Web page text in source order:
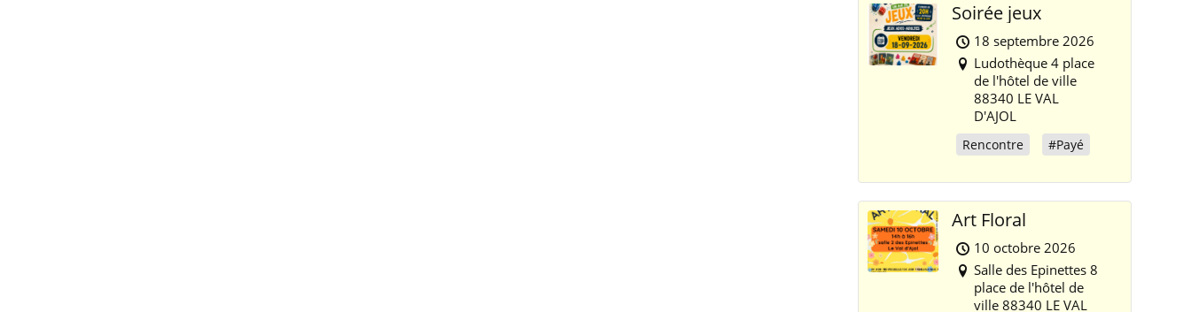
Soirée jeux
18 septembre 2026
Ludothèque 4 place
de l'hôtel de ville
88340 LE VAL
D'AJOL
Rencontre #Payé
Art Floral
10 octobre 2026
Salle des Epinettes 8
place de l'hôtel de
ville 88340 LE VAL